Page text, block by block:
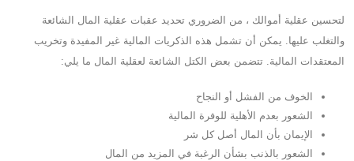
لتحسين عقلية أموالك ، من الضروري تحديد عقبات عقلية المال الشائعة
والتغلب عليها. يمكن أن تشمل هذه الذكريات المالية غير المفيدة وتخريب
المعتقدات المالية. تتضمن بعض الكتل الشائعة لعقلية المال ما يلي:
الخوف من الفشل أو النجاح
الشعور بعدم الأهلية للوفرة المالية
الإيمان بأن المال أصل كل شر
الشعور بالذنب بشأن الرغبة في المزيد من المال